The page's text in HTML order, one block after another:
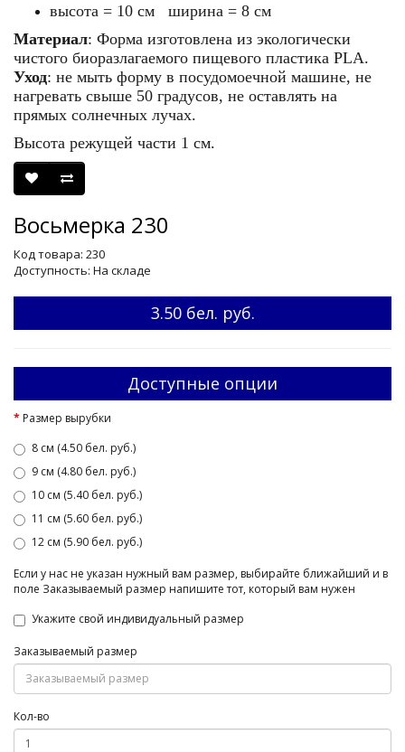
высота = 10 см ширина = 8 см
Материал: Форма изготовлена из экологически
чистого биоразлагаемого пищевого пластика PLA.
Уход: не мыть форму в посудомоечной машине, не
нагревать свыше 50 градусов, не оставлять на
прямых солнечных лучах.
Высота режущей части 1 см.
Восьмерка 230
Код товара: 230
Доступность: На складе
3.50 бел. руб.
Доступные опции
Размер вырубки
8 см (4.50 бел. руб.)
9 см (4.80 бел. руб.)
10 см (5.40 бел. руб.)
11 см (5.60 бел. руб.)
12 см (5.90 бел. руб.)
Если у нас не указан нужный вам размер, выбирайте ближайший и в
поле Заказываемый размер напишите тот, который вам нужен
Укажите свой индивидуальный размер
Заказываемый размер
Кол-во